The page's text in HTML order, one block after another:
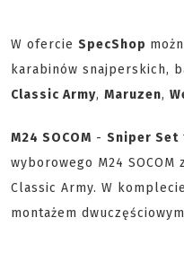
W ofercie SpecShop
karabinów snajperskich,
Classic Army, Maruzen,
M24 SOCOM - Sniper Set
wyborowego M24
Classic Army. W
montażem